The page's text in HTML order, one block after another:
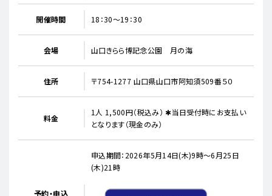
開催時間 18：30～19：30
会場 山口きらら博記念公園 月の海
住所 〒754-1277 山口県山口市阿知須509番５０
料金
1人 1,500円（税込み） ✱当日受付時にお支払い
となります（現金のみ）
予約・申込
申込期間：2026年5月14日(木)9時～6月25日
(木)21時